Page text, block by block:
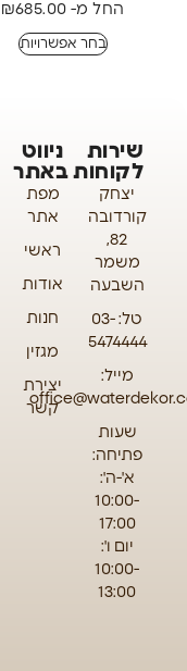
החל מ-
₪685.00
בחר אפשרויות
שירות
לקוחות
יצחק
קורדובה
82,
משמר
השבעה
טל: 03-
5474444
מייל:
שעות
פתיחה:
א'-ה':
10:00-
17:00
יום ו':
10:00-
13:00
ניווט
באתר
מפת
אתר
ראשי
אודות
חנות
מגזין
יצירת
קשר